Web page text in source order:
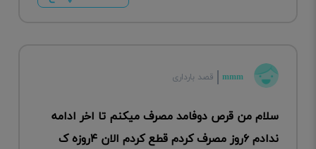
mmm قصد بارداری
سلام من قرص دوفامد مصرف میکنم تا اخر ادامه
ندادم ۶روز مصرف کردم قطع کردم الان ۴روزه ک